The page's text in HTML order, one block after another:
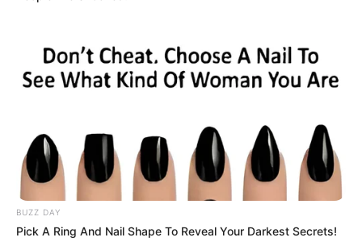
BUZZ DAY
Pick A Ring And Nail Shape To Reveal Your Darkest Secrets!